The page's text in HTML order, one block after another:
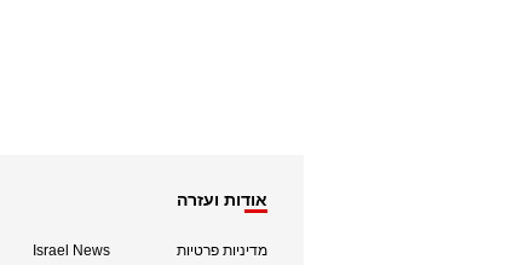
אודות ועזרה
מדיניות פרטיות
Israel News